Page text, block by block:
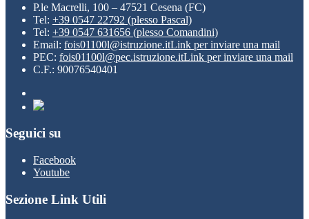
P.le Macrelli, 100 – 47521 Cesena (FC)
Tel: +39 0547 22792 (plesso Pascal)
Tel: +39 0547 631656 (plesso Comandini)
Email: fois01100l@istruzione.itLink per inviare una mail
PEC: fois01100l@pec.istruzione.itLink per inviare una mail
C.F.: 90076540401
Seguici su
Facebook
Youtube
Sezione Link Utili